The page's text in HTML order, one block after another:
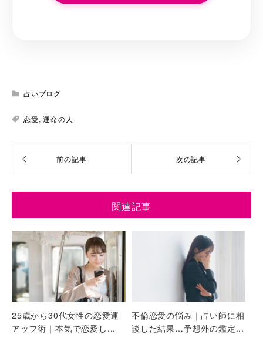
占いブログ
恋愛,運命の人
関連記事
25歳から30代女性の恋愛運
アップ術｜本気で恋愛し...
不倫恋愛の悩み｜占い師に相
談した結果…予想外の鑑定...